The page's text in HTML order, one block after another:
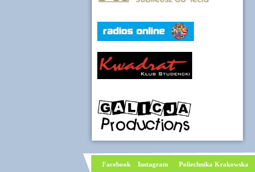
Facebook Instagram Poliechnika Krakowska